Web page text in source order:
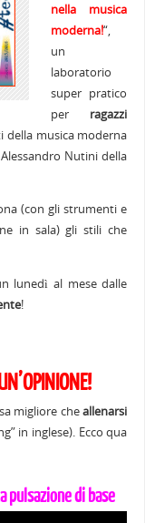
nella musica
moderna!“,
un
laboratorio
super pratico
per ragazzi
della musica moderna
Nutini della
(con gli strumenti e
in sala) gli stili che
lunedì al mese dalle
!
migliore cheallenarsi
in inglese). Ecco qua
pulsazione di base